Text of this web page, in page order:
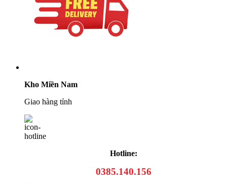
Kho Miền Nam
Giao hàng tỉnh
Hotline:
0385.140.156